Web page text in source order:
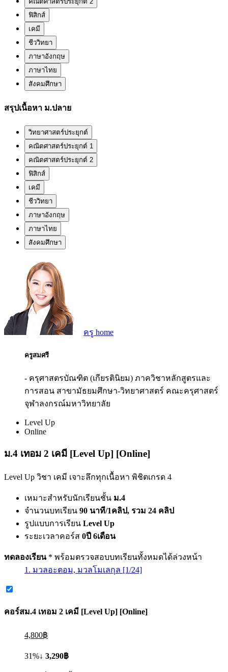
ฟิสิกส์
เคมี
ชีววิทยา
ภาษาอังกฤษ
ภาษาไทย
สังคมศึกษา
สรุปเนื้อหา ม.ปลาย
วิทยาศาสตร์ประยุกต์
คณิตศาสตร์ประยุกต์ 1
คณิตศาสตร์ประยุกต์ 2
ฟิสิกส์
เคมี
ชีววิทยา
ภาษาอังกฤษ
ภาษาไทย
สังคมศึกษา
ครู home
ครูสมศรี
- ครุศาสตรบัณฑิต (เกียรตินิยม) ภาควิชาหลักสูตรและ
การสอน สาขามัธยมศึกษา-วิทยาศาสตร์ คณะครุศาสตร์
จุฬาลงกรณ์มหาวิทยาลัย
Level Up
Online
ม.4 เทอม 2 เคมี [Level Up] [Online]
Level Up วิชา เคมี เจาะลึกทุกเนื้อหา พิชิตเกรด 4
เหมาะสำหรับนักเรียนชั้น ม.4
จำนวนบทเรียน 90 นาที/1คลิป, รวม 24 คลิป
รูปแบบการเรียน Level Up
ระยะเวลาคอร์ส 0ปี 6เดือน
ทดลองเรียน * พร้อมตรวจสอบบทเรียนทั้งหมดได้ล่วงหน้า
1. มวลอะตอม, มวลโมเลกุล [1/24]
คอร์สม.4 เทอม 2 เคมี [Level Up] [Online]
4,800฿
31%↓ 3,290฿